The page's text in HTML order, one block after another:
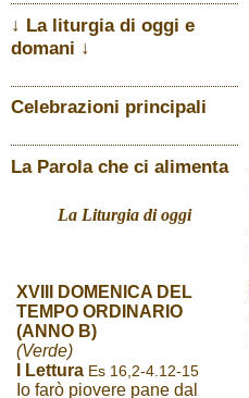
↓ La liturgia di oggi e
domani ↓
Celebrazioni principali
La Parola che ci alimenta
La Liturgia di oggi
XVIII DOMENICA DEL
TEMPO ORDINARIO
(ANNO B)
(Verde)
I Lettura Es 16,2-4.12-15
Io farò piovere pane dal